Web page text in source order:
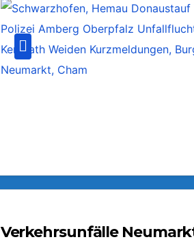
Verkehrsunfälle